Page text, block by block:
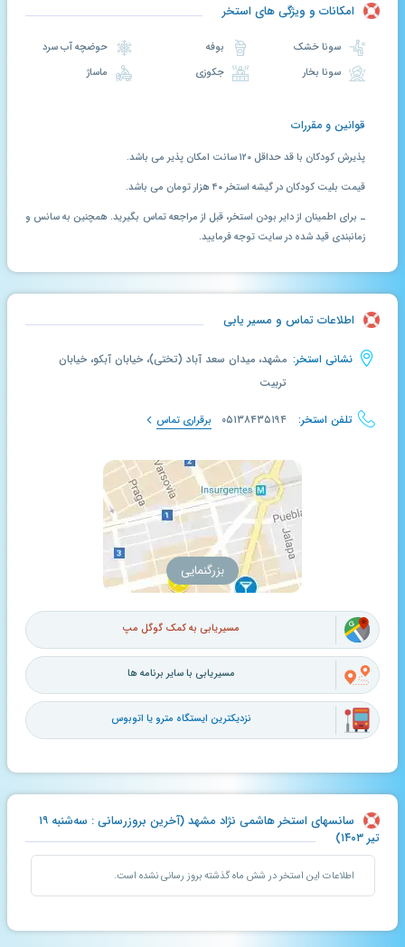
امکانات و ویژگی های استخر
سونا خشک
سونا بخار
جکوزی
حوضچه آب سرد
قوانین و مقررات
پذیرش کودکان با قد حداقل ۱۲۰ سانت امکان پذیر می باشد.
قیمت بلیت کودکان در گیشه استخر ۴۰ هزار تومان می باشد.
ـ برای اطمینان از دایر بودن استخر، قبل از مراجعه تماس بگیرید. همچنین به سانس و
زمانبندی قید شده در سایت توجه فرمایید.
اطلاعات تماس و مسیر یابی
نشانی استخر: مشهد، میدان سعد آباد (تختی)، خیابان آبکو، خیابان
تربیت
تلفن استخر: ۰۵۱۳۸۴۳۵۱۹۴ برقراری تماس
بزرگنمایی
مسیریابی به کمک گوگل مپ
مسیریابی با سایر برنامه ها
نزدیکترین ایستگاه مترو یا اتوبوس
سانسهای استخر هاشمی نژاد مشهد (آخرین بروزرسانی : سه‌شنبه ۱۹
تیر ۱۴۰۳)
اطلاعات این استخر در شش ماه گذشته بروز رسانی نشده است.